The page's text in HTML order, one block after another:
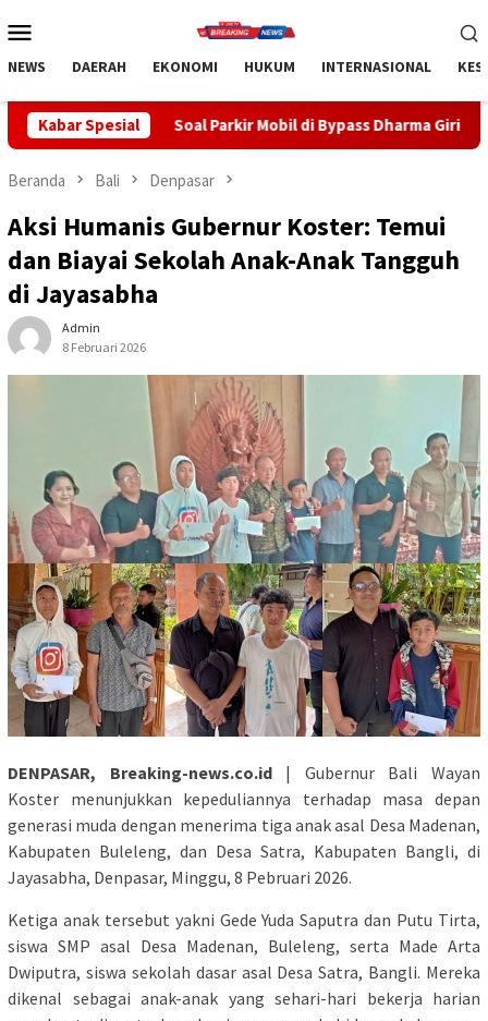
ke
Mobile
NEWS DAERAH EKONOMI HUKUM INTERNASIONAL
Kabar Spesial
Soal Parkir Mobil di Bypass Dharma Giri di Gianyar, Nihil
Beranda Bali Denpasar
Aksi Humanis Gubernur Koster: Temui
dan Biayai Sekolah Anak-Anak Tangguh
di Jayasabha
Admin
8 Februari 2026
DENPASAR, Breaking-news.co.id | Gubernur Bali Wayan
Koster menunjukkan kepeduliannya terhadap masa depan
generasi muda dengan menerima tiga anak asal Desa Madenan,
Kabupaten Buleleng, dan Desa Satra, Kabupaten Bangli, di
Jayasabha, Denpasar, Minggu, 8 Pebruari 2026.
Ketiga anak tersebut yakni Gede Yuda Saputra dan Putu Tirta,
siswa SMP asal Desa Madenan, Buleleng, serta Made Arta
Dwiputra, siswa sekolah dasar asal Desa Satra, Bangli. Mereka
dikenal sebagai anak-anak yang sehari-hari bekerja harian